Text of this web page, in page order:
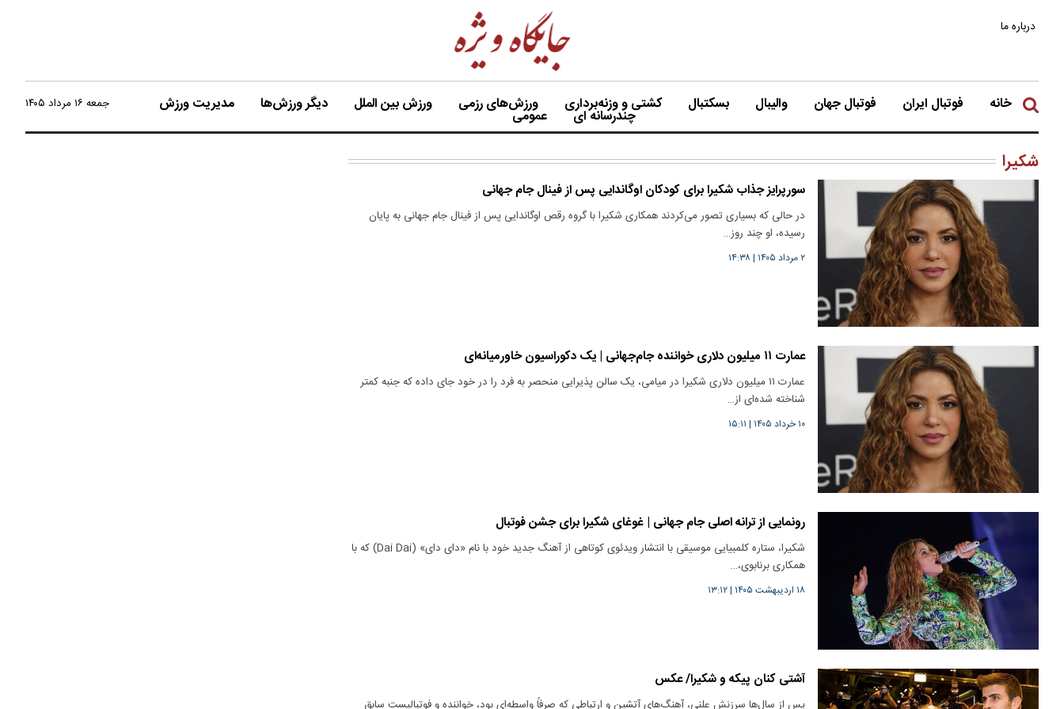
درباره ما
خانه فوتبال ایران فوتبال جهان والیبال بسکتبال کشتی و وزنه‌برداری ورزش‌های رزمی ورزش بین الملل دیگر ورزش‌ها مدیریت ورزش
چندرسانه ای عمومی
جمعه ۱۶ مرداد ۱۴۰۵
شکیرا
سورپرایز جذاب شکیرا برای کودکان اوگاندایی پس از فینال جام جهانی
در حالی که بسیاری تصور می‌کردند همکاری شکیرا با گروه رقص اوگاندایی پس از فینال جام جهانی به پایان
رسیده، او چند روز…
۲ مرداد ۱۴۰۵ |۱۴:۳۸
عمارت ۱۱ میلیون دلاری خواننده جام‌جهانی | یک دکوراسیون خاورمیانه‌ای
عمارت ۱۱ میلیون دلاری شکیرا در میامی، یک سالن پذیرایی منحصر به فرد را در خود جای داده که جنبه کمتر
شناخته شده‌ای از…
۱۰ خرداد ۱۴۰۵ | ۱۵:۱۱
رونمایی از ترانه اصلی جام جهانی | غوغای شکیرا برای جشن فوتبال
شکیرا، ستاره کلمبیایی موسیقی با انتشار ویدئوی کوتاهی از آهنگ جدید خود با نام «دای دای» (Dai Dai) که با
همکاری برنابوی،…
۱۸ اردیبهشت ۱۴۰۵ |۱۳:۱۲
آشتی کنان پیکه و شکیرا/ عکس
پس از سال‌ها سرزنش علنی، آهنگ‌های آتشین و ارتباطی که صرفاً واسطه‌ای بود، خواننده و فوتبالیست سابق